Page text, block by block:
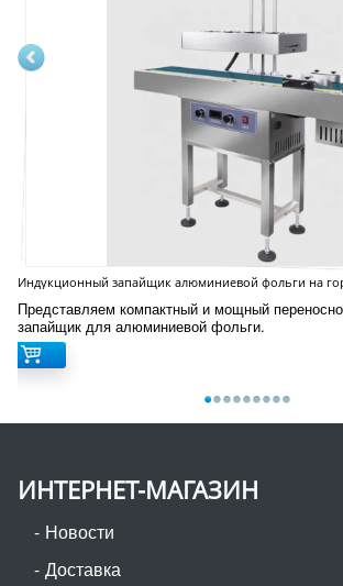
Индукционный запайщик алюминиевой фольги на
Представляем компактный и мощный
запайщик для алюминиевой фольги.
ИНТЕРНЕТ-МАГАЗИН
Новости
Доставка